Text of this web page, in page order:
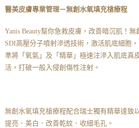
醫美皮膚專業管理－無創水氧填充槍療程
Yanis Beauty幫你急救皮膚，改善暗沉肌！
SDI高壓分子噴射滲透技術，激活肌底細胞
準將「氧氣」及「精華」極速注滲入肌底真
活，打破一般入侵創傷性注射。
無創水氧填充槍療程配合瑞士獨有精華達致
提亮．美白．改善乾紋．收細毛孔。